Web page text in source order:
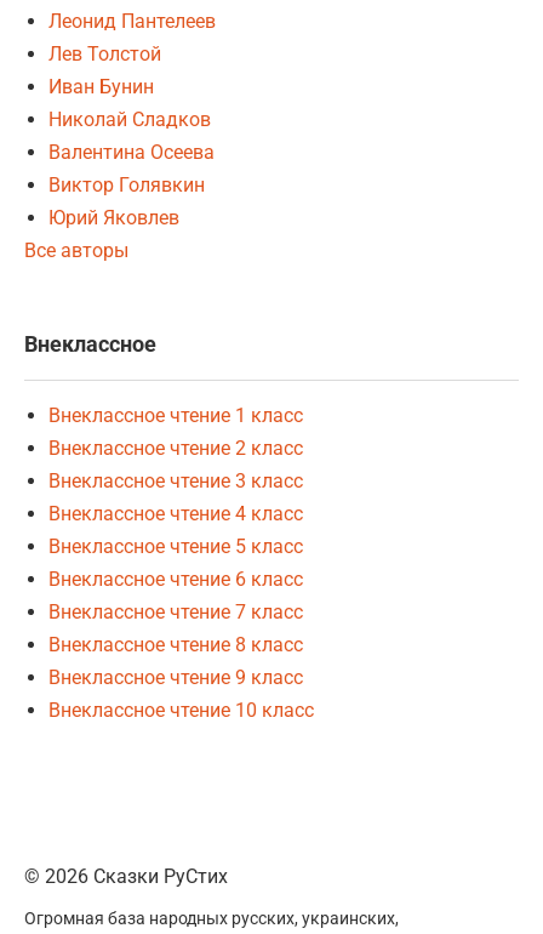
Леонид Пантелеев
Лев Толстой
Иван Бунин
Николай Сладков
Валентина Осеева
Виктор Голявкин
Юрий Яковлев
Все авторы
Внеклассное
Внеклассное чтение 1 класс
Внеклассное чтение 2 класс
Внеклассное чтение 3 класс
Внеклассное чтение 4 класс
Внеклассное чтение 5 класс
Внеклассное чтение 6 класс
Внеклассное чтение 7 класс
Внеклассное чтение 8 класс
Внеклассное чтение 9 класс
Внеклассное чтение 10 класс
© 2026 Сказки РуСтих
Огромная база народных русских, украинских,